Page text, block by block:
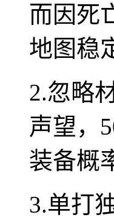
而因死
地图稳
2.忽略
声望，
装备概
3.单打